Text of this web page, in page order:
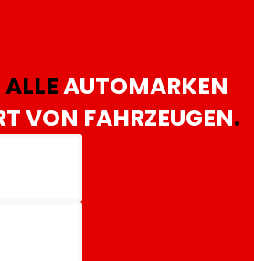
AUTOMARKEN
VON FAHRZEUGEN.